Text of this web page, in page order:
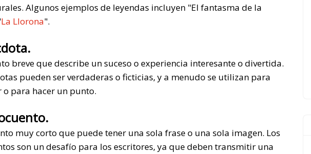
Algunos ejemplos de leyendas incluyen "El fantasma de la
La Llorona".
breve que describe un suceso o experiencia interesante o divertida.
pueden ser verdaderas o ficticias, y a menudo se utilizan para
o para hacer un punto.
muy corto que puede tener una sola frase o una sola imagen. Los
son un desafío para los escritores, ya que deben transmitir una